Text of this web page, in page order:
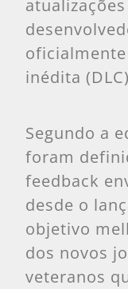
inédita
Segundo a
foram
feedback
desde o
objetivo
dos novos
veteranos